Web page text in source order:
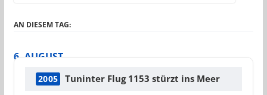
AN DIESEM TAG:
6. AUGUST
2005 Tuninter Flug 1153 stürzt ins Meer